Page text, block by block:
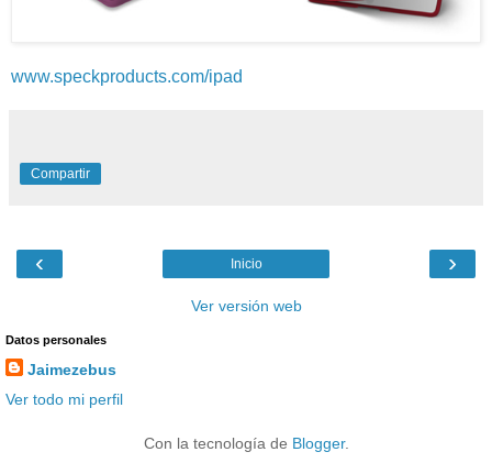
www.speckproducts.com/ipad
Compartir
‹ ›
Inicio
Ver versión web
Datos personales
Jaimezebus
Ver todo mi perfil
Con la tecnología de Blogger.